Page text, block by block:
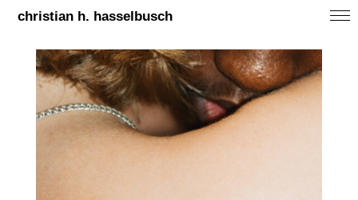
christian h. hasselbusch